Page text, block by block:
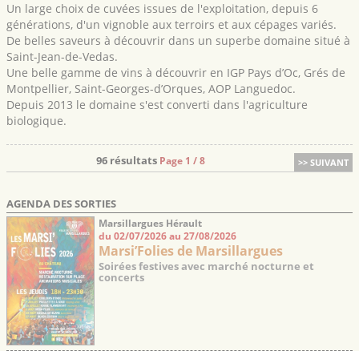
Un large choix de cuvées issues de l'exploitation, depuis 6
générations, d'un vignoble aux terroirs et aux cépages variés.
De belles saveurs à découvrir dans un superbe domaine situé à
Saint-Jean-de-Vedas.
Une belle gamme de vins à découvrir en IGP Pays d’Oc, Grés de
Montpellier, Saint-Georges-d’Orques, AOP Languedoc.
Depuis 2013 le domaine s'est converti dans l'agriculture
biologique.
>> SUIVANT
96 résultats Page 1 / 8
AGENDA DES SORTIES
Marsillargues Hérault
du 02/07/2026 au 27/08/2026
Marsi’Folies de Marsillargues
Soirées festives avec marché nocturne et
concerts